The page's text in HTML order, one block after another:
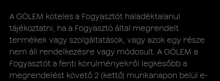
A GÓLEM köteles a Fogyasztót haladéktalanul
tájékoztatni, ha a Fogyasztó által megrendelt
termékek vagy szolgáltatások, vagy azok egy része
nem áll rendelkezésre vagy módosult. A GÓLEM a
Fogyasztót a fenti körülményekről legkésőbb a
megrendelést követő 2 (kettő) munkanapon belül e-